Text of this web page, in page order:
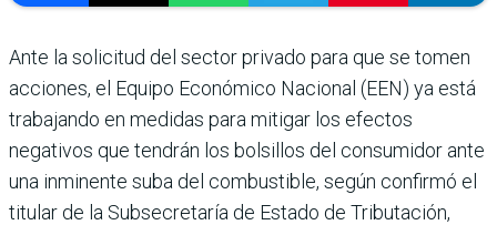
Ante la solicitud del sector privado para que se tomen
acciones, el Equipo Econó­mico Nacional (EEN) ya está
trabajando en medidas para mitigar los efectos
negativos que tendrán los bolsillos del consumidor ante
una inmi­nente suba del combustible, según confirmó el
titular de la Subsecretaría de Estado de Tributación,